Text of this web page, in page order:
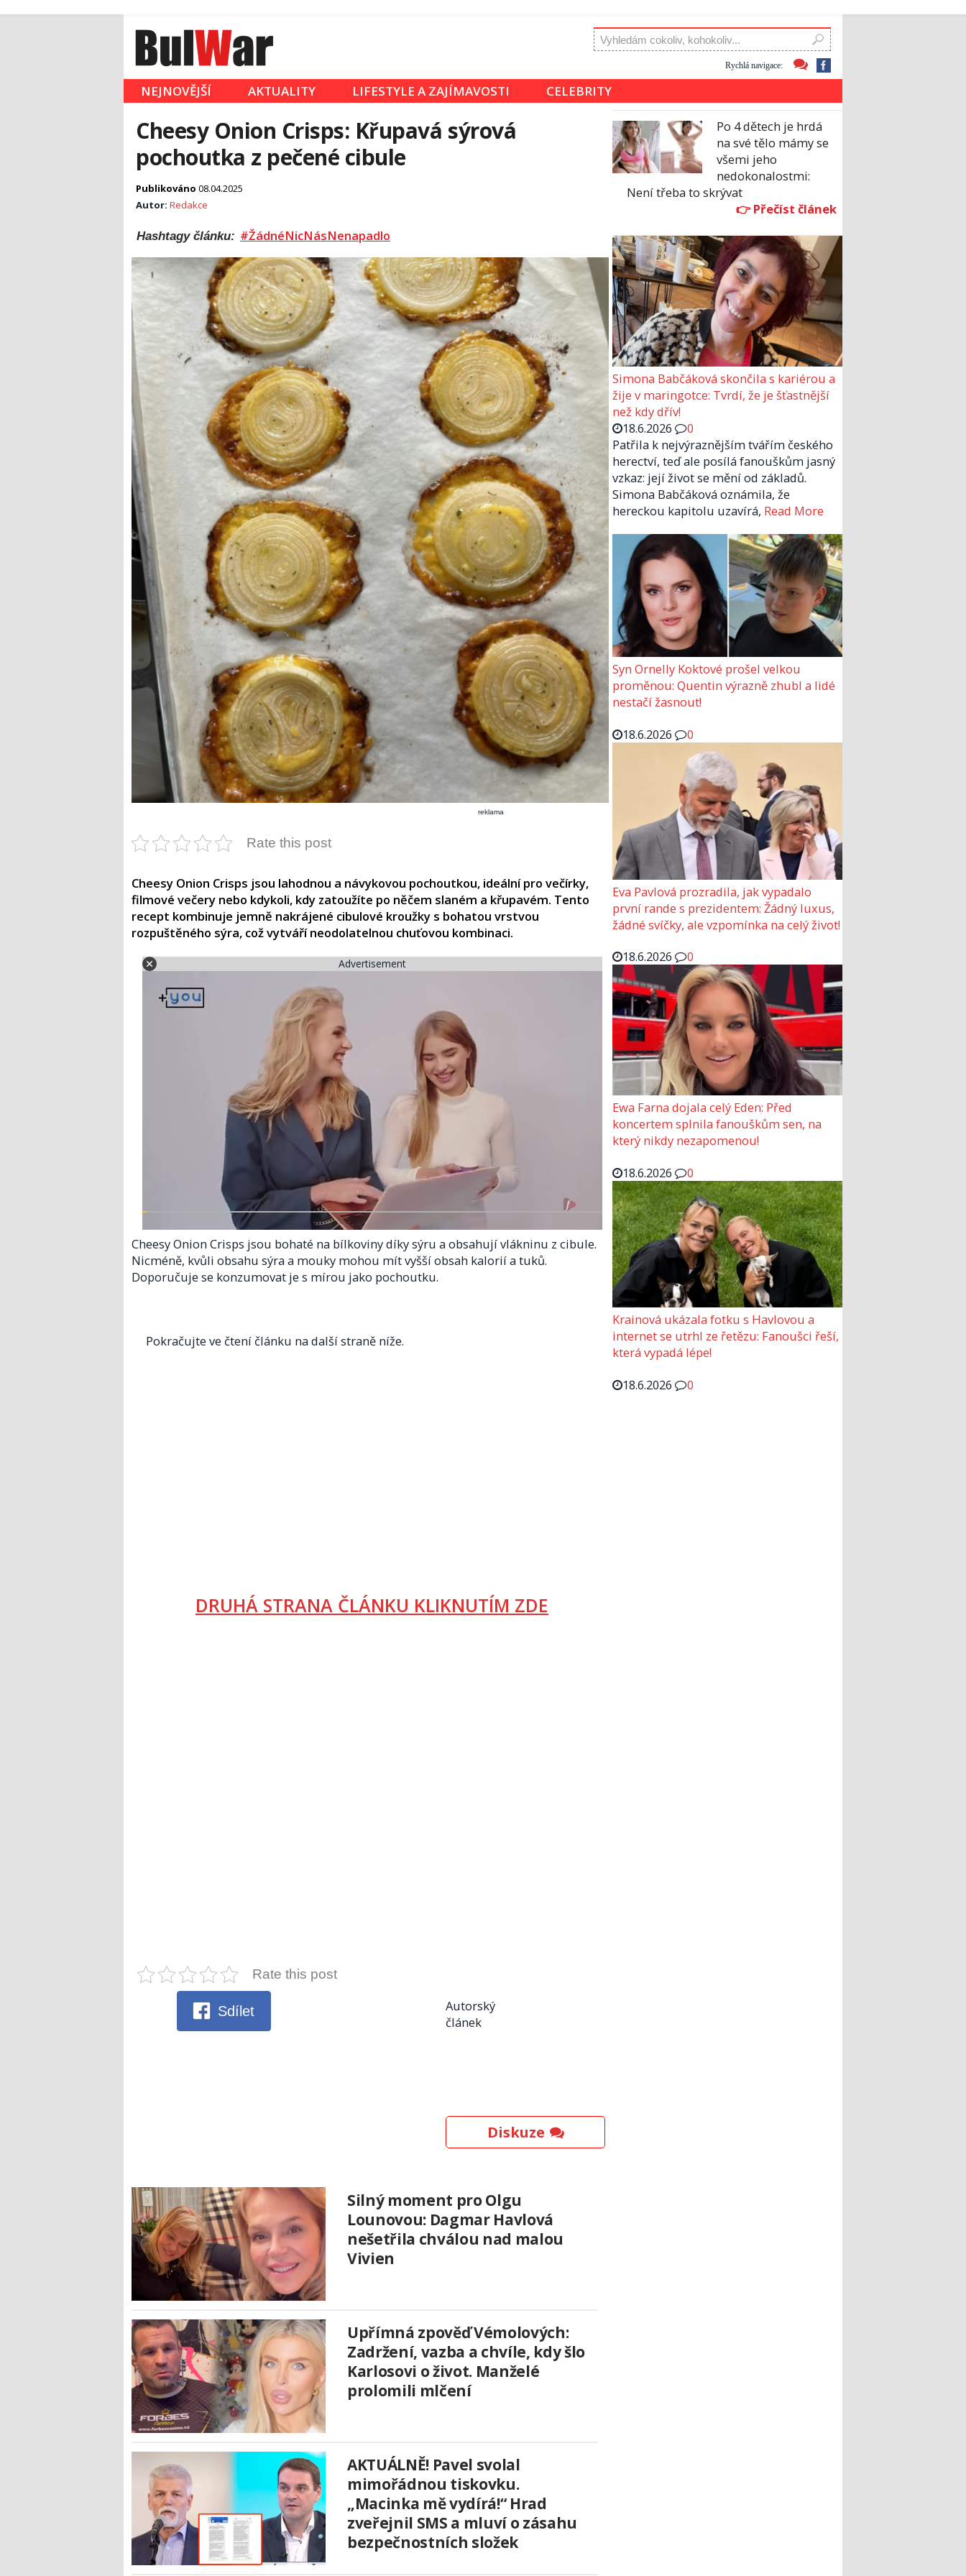
Rychlá navigace:
NEJNOVĚJŠÍ AKTUALITY LIFESTYLE A ZAJÍMAVOSTI CELEBRITY
Cheesy Onion Crisps: Křupavá sýrová
pochoutka z pečené cibule
Publikováno 08.04.2025
Autor: Redakce
Hashtagy článku: #ŽádnéNicNásNenapadlo
reklama
Rate this post
​Cheesy Onion Crisps jsou lahodnou a návykovou pochoutkou, ideální pro večírky,
filmové večery nebo kdykoli, kdy zatoužíte po něčem slaném a křupavém. Tento
recept kombinuje jemně nakrájené cibulové kroužky s bohatou vrstvou
rozpuštěného sýra, což vytváří neodolatelnou chuťovou kombinaci.​
Advertisement
Cheesy Onion Crisps jsou bohaté na bílkoviny díky sýru a obsahují vlákninu z cibule.
Nicméně, kvůli obsahu sýra a mouky mohou mít vyšší obsah kalorií a tuků.
Doporučuje se konzumovat je s mírou jako pochoutku.​
Pokračujte ve čtení článku na další straně níže.
DRUHÁ STRANA ČLÁNKU KLIKNUTÍM ZDE
Rate this post
Sdílet
Autorský
článek
Diskuze
Silný moment pro Olgu
Lounovou: Dagmar Havlová
nešetřila chválou nad malou
Vivien
Upřímná zpověď Vémolových:
Zadržení, vazba a chvíle, kdy šlo
Karlosovi o život. Manželé
prolomili mlčení
AKTUÁLNĚ! Pavel svolal
mimořádnou tiskovku.
„Macinka mě vydírá!“ Hrad
zveřejnil SMS a mluví o zásahu
bezpečnostních složek
Po 4 dětech je hrdá
na své tělo mámy se
všemi jeho
nedokonalostmi:
Není třeba to skrývat
Simona Babčáková skončila s kariérou a
žije v maringotce: Tvrdí, že je šťastnější
než kdy dřív!
18.6.2026
0
Patřila k nejvýraznějším tvářím českého
herectví, teď ale posílá fanouškům jasný
vzkaz: její život se mění od základů.
Simona Babčáková oznámila, že
hereckou kapitolu uzavírá, Read More
Syn Ornelly Koktové prošel velkou
proměnou: Quentin výrazně zhubl a lidé
nestačí žasnout!
18.6.2026
0
Eva Pavlová prozradila, jak vypadalo
první rande s prezidentem: Žádný luxus,
žádné svíčky, ale vzpomínka na celý život!
18.6.2026
0
Ewa Farna dojala celý Eden: Před
koncertem splnila fanouškům sen, na
který nikdy nezapomenou!
18.6.2026
0
Krainová ukázala fotku s Havlovou a
internet se utrhl ze řetězu: Fanoušci řeší,
která vypadá lépe!
18.6.2026
0